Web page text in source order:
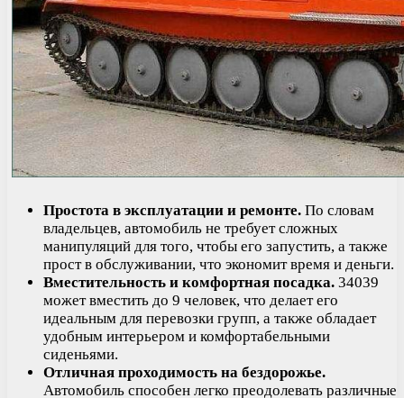
Простота в эксплуатации и ремонте. По словам
владельцев, автомобиль не требует сложных
манипуляций для того, чтобы его запустить, а также
прост в обслуживании, что экономит время и деньги.
Вместительность и комфортная посадка. 34039
может вместить до 9 человек, что делает его
идеальным для перевозки групп, а также обладает
удобным интерьером и комфортабельными
сиденьями.
Отличная проходимость на бездорожье.
Автомобиль способен легко преодолевать различные